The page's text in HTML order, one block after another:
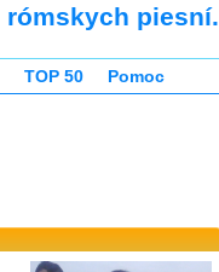
rómskych piesní.
TOP 50 Pomoc